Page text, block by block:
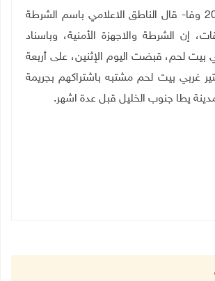
رام الله 1-2-2021 وفا- قال الناطق الاعلامي باسم الشرطة
إن الشرطة والاجهزة الأمنية، وباسناد
بيت لحم، قبضت اليوم الإثنين، على أربعة
غربي بيت لحم مشتبه باشتراكهم بجريمة
يطا جنوب الخليل قبل عدة اشهر.